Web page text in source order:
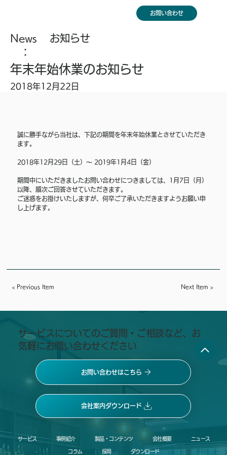
お問い合わせ
News
：
お知らせ
年末年始休業のお知らせ
2018年12月22日
誠に勝手ながら当社は、下記の期間を年末年始休業とさせていただき
ます。
2018年12月29日（土）～ 2019年1月4日（金）
期間中にいただきましたお問い合わせにつきましては、1月7日（月）
以降、順次ご回答させていただきます。
ご迷惑をお掛けいたしますが、何卒ご了承いただきますようお願い申
し上げます。
< Previous Item Next Item >
​サービスについてのご質問・ご相談など、お
気軽にお問い合わせください
会社案内ダウンロード
お問い合わせはこちら
サービス 事例紹介 製品・コンテンツ 会社概要 ニュース
コラム 採用 ダウンロード